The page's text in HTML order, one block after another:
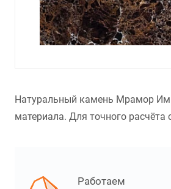
Натуральный камень Мрамор
материала. Для точного расчёта
Работаем